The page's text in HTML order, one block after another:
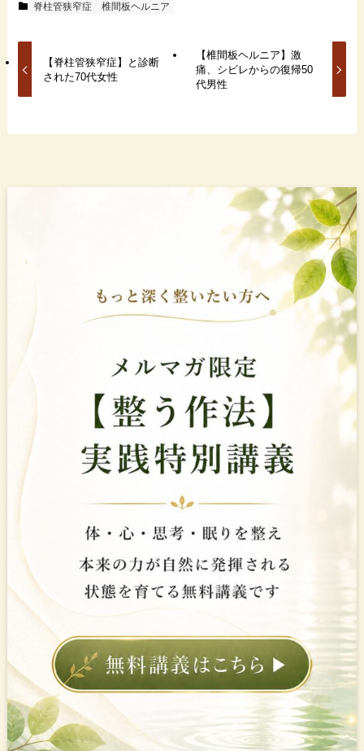
脊柱管狭窄症 椎間板ヘルニア
【脊柱管狭窄症】と診断
された70代女性
【椎間板ヘルニア】激
痛、シビレからの復帰50
代男性